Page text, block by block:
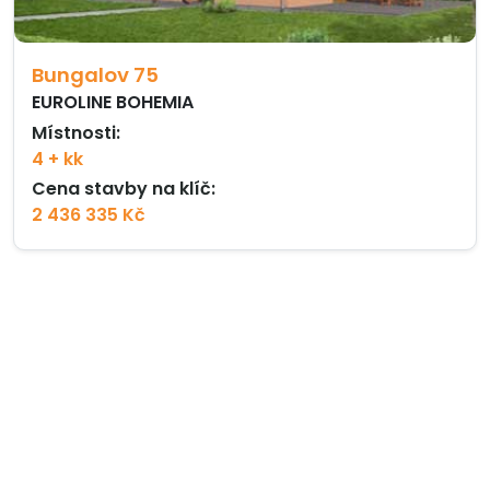
Bungalov 75
EUROLINE BOHEMIA
Místnosti:
4 + kk
Cena stavby na klíč:
2 436 335 Kč